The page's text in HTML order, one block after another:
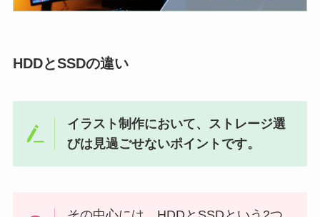
HDDとSSDの違い
イラスト制作において、ストレージ選
びは見過ごせないポイントです。